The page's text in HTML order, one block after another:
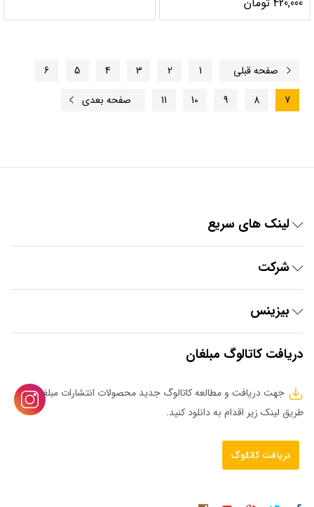
صفحه قبلی 1
2
3
4
5
6
7
8
9
10
11 صفحه بعدی
لینک های سریع
شرکت
بیزینس
دریافت کاتالوگ مبلغان
جهت دریافت و مطالعه کاتالوگ جدید محصولات انتشارات مبلغان از
طریق لینک زیر اقدام به دانلود کنید.
دریافت کاتالوگ